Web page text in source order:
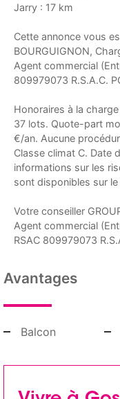
Jarry : 17 km
Cette annonce vous
BOURGUIGNON,
Agent commercial
809979073 R.S.A.C.
Honoraires à la
37 lots. Quote-part
€/an. Aucune
Classe climat C. Date
informations sur les
sont disponibles sur
Votre conseiller
Agent commercial
RSAC 809979073
Avantages
Balcon